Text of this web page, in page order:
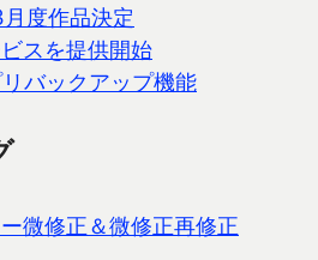
度作品決定
スを提供開始
バックアップ機能
微修正＆微修正再修正